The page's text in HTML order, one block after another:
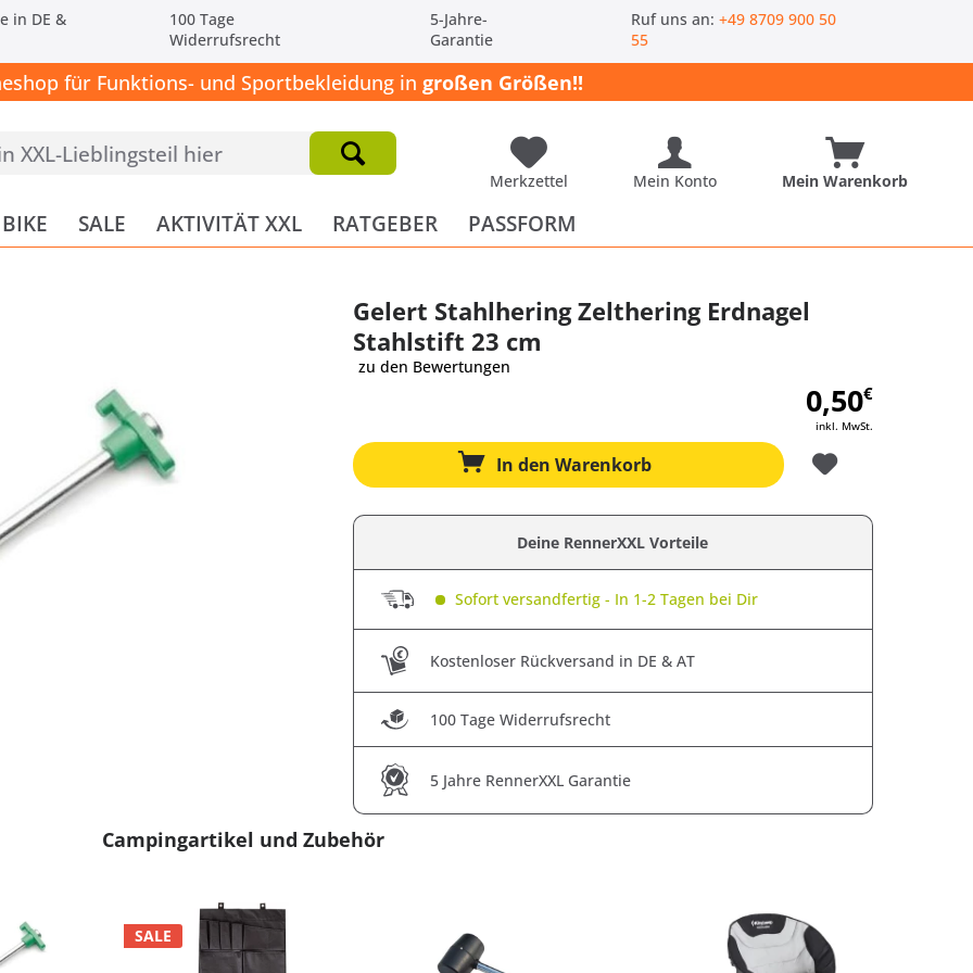
in DE &
100 Tage
Widerrufsrecht
5-Jahre-
Garantie
Ruf uns an:+49 8709 900 50
55
für Funktions- und Sportbekleidung in großen Größen!!
Merkzettel Mein Konto Mein Warenkorb
BIKE SALE AKTIVITÄT XXL RATGEBER PASSFORM
Gelert Stahlhering Zelthering Erdnagel
Stahlstift 23 cm
zu den Bewertungen
0,50€
inkl. MwSt.
In den Warenkorb
Deine RennerXXL Vorteile
Sofort versandfertig - In 1-2 Tagen bei Dir
Kostenloser Rückversand in DE & AT
100 Tage Widerrufsrecht
5 Jahre RennerXXL Garantie
Campingartikel und Zubehör
SALE